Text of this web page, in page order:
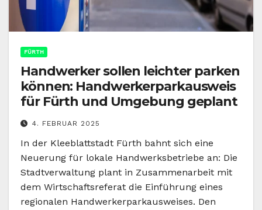
FÜRTH
Handwerker sollen leichter parken
können: Handwerkerparkausweis
für Fürth und Umgebung geplant
4. FEBRUAR 2025
In der Kleeblattstadt Fürth bahnt sich eine
Neuerung für lokale Handwerksbetriebe an: Die
Stadtverwaltung plant in Zusammenarbeit mit
dem Wirtschaftsreferat die Einführung eines
regionalen Handwerkerparkausweises. Den